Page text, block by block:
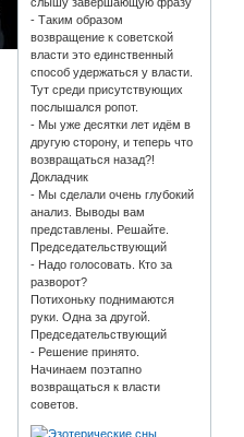
- Таким образом
возвращение к советской
власти это единственный
способ удержаться у власти.
Тут среди присутствующих
послышался ропот.
- Мы уже десятки лет идём в
другую сторону, и теперь что
возвращаться назад?!
Докладчик
- Мы сделали очень глубокий
анализ. Выводы вам
представлены. Решайте.
Председательствующий
- Надо голосовать. Кто за
разворот?
Потихоньку поднимаются
руки. Одна за другой.
Председательствующий
- Решение принято.
Начинаем поэтапно
возвращаться к власти
советов.